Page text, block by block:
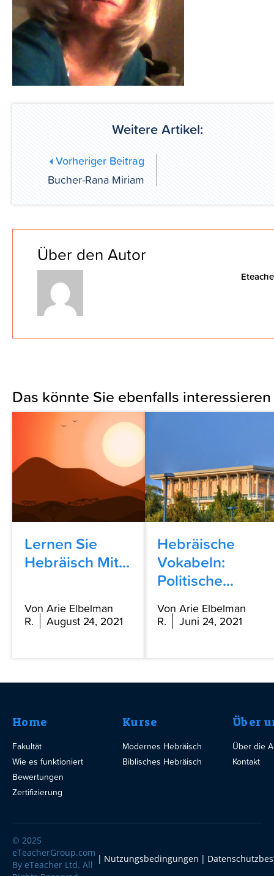
Weitere Artikel:
Vorheriger Beitrag
Bucher-Rana Miriam
Über den Autor
Das könnte Sie ebenfalls interessieren
Lernen Sie
Hebräisch Mit...
Von Arie Elbelman
R.
August 24, 2021
Hebräische
Vokabeln:
Politische...
Von Arie Elbelman
R.
Juni 24, 2021
Home
Fakultät
Wie es funktioniert
Bewertungen
Zertifizierung
Kurse
Modernes Hebräisch
Biblisches Hebräisch
Über
Über die
Kontakt
© 2025
eTeacherGroup.com
By eTeacher Ltd. All
Nutzungsbedingungen